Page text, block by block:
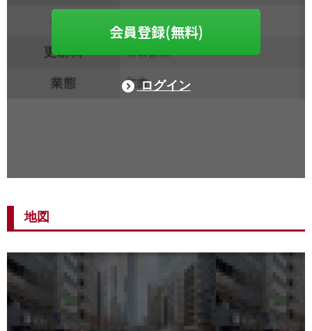
会員登録(無料)
ログイン
地図